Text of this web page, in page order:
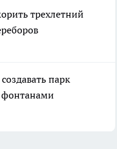
трехлетний
парк
фонтанами